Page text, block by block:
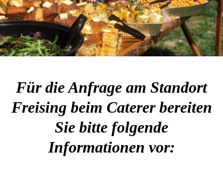
Für die Anfrage am Standort
Freising beim Caterer bereiten
Sie bitte folgende
Informationen vor: